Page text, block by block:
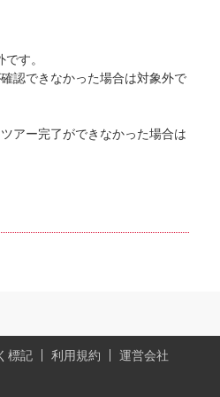
す。
認できなかった場合は対象外で
アー完了ができなかった場合は
標記 利用規約 運営会社